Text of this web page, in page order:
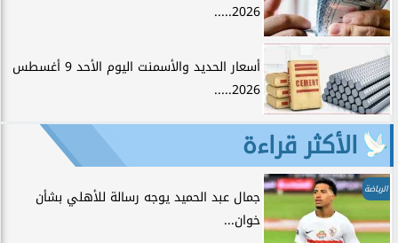
2026.....
أسعار الحديد والأسمنت اليوم الأحد 9 أغسطس
2026.....
الأكثر قراءة
الرياضة
جمال عبد الحميد يوجه رسالة للأهلي بشأن
خوان...